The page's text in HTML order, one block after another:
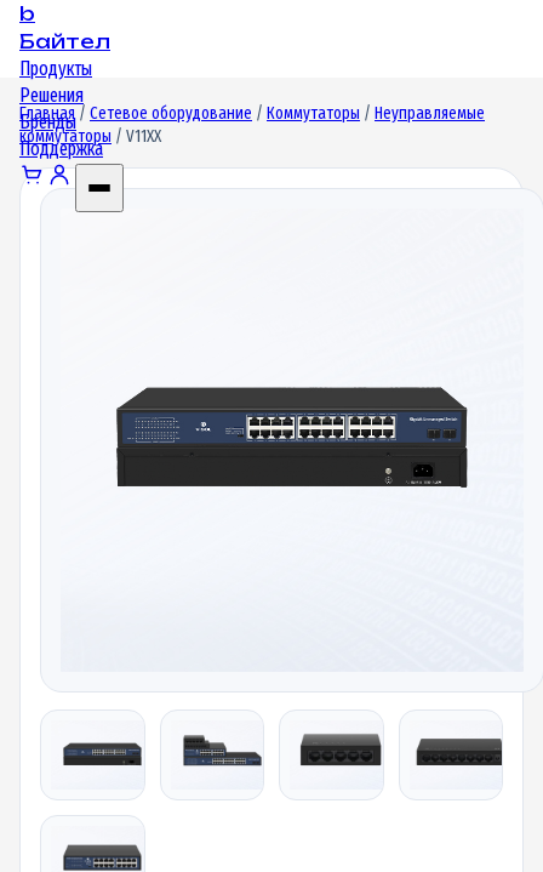
b
Байтел
Продукты
Решения
Бренды
Поддержка
Главная/ Сетевое оборудование / Коммутаторы / Неуправляемые
коммутаторы / V11XX